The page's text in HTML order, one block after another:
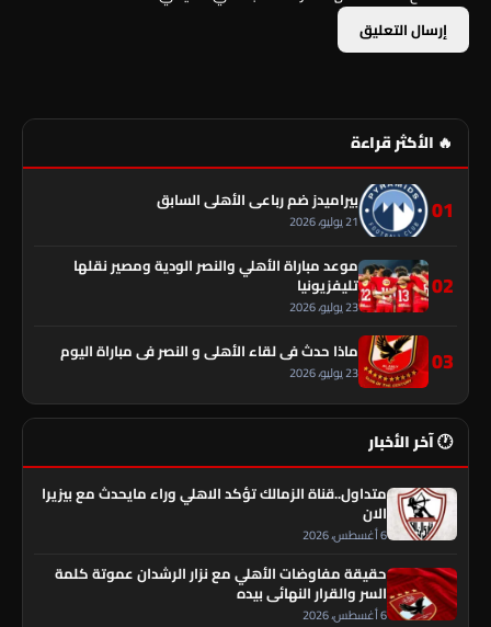
🔥 الأكثر قراءة
01 بيراميدز ضم رباعي الأهلي السابق
21 يوليو، 2026
02
موعد مباراة الأهلي والنصر الودية ومصير نقلها
تليفزيونيا
23 يوليو، 2026
03 ماذا حدث في لقاء الأهلي و النصر فى مباراة اليوم
23 يوليو، 2026
🕐 آخر الأخبار
متداول..قناة الزمالك تؤكد الاهلي وراء مايحدث مع بيزيرا
الان
6 أغسطس، 2026
حقيقة مفاوضات الأهلي مع نزار الرشدان عموتة كلمة
السر والقرار النهائي بيده
6 أغسطس، 2026